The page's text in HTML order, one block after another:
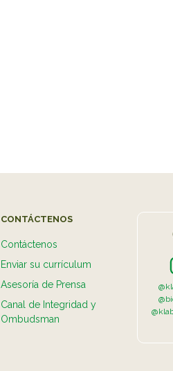
CONTÁCTENOS
Contáctenos
Enviar su currículum
Asesoría de Prensa
Canal de Integridad y
Ombudsman